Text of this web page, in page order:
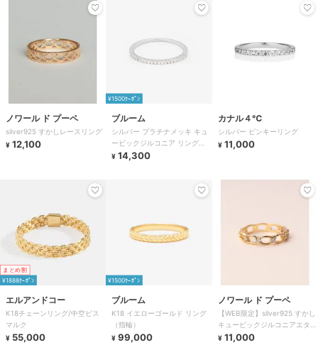
ノワール ド プーペ
silver925 すかしレースリング
¥ 12,100
¥1500ｸｰﾎﾟﾝ
ブルーム
シルバー プラチナメッキ キュ
ービックジルコニア リング
（指輪）※ピンキーサイズあり
¥ 14,300
カナル４℃
シルバー ピンキーリング
¥ 11,000
まとめ割
¥1888ｸｰﾎﾟﾝ
エルアンドコー
K18チェーンリング/中空ビス
マルク
¥ 55,000
¥1500ｸｰﾎﾟﾝ
ブルーム
K18 イエローゴールド リング
（指輪）
¥ 99,000
ノワール ド プーペ
【WEB限定】silver925 すかし
キュービックジルコニアエタニ
ティリング
¥ 11,000